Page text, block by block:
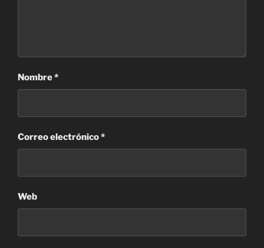
Nombre*
Correo electrónico*
Web